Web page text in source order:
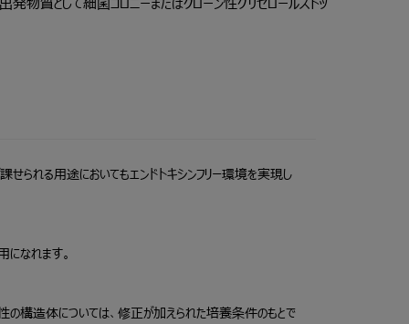
せられる用途においてもエンドトキシンフリー環境を実現し
なれます。
の構造体については、修正が加えられた培養条件のもとで